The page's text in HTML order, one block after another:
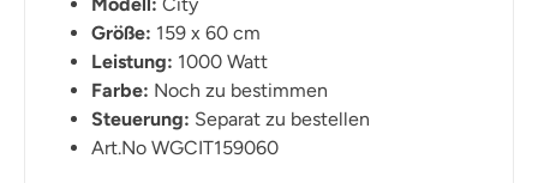
Größe: 159 x 60 cm
Leistung: 1000 Watt
Farbe: Noch zu bestimmen
Steuerung: Separat zu bestellen
Art.No WGCIT159060